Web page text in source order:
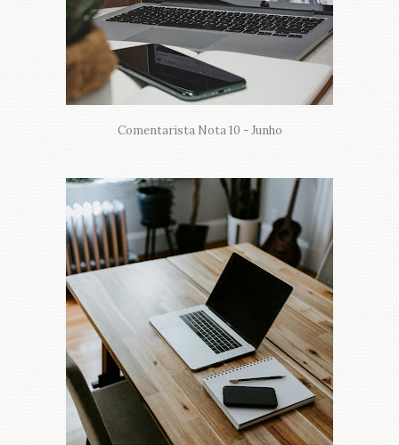
Comentarista Nota 10 - Junho